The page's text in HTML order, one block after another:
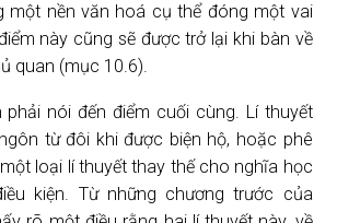
một nền văn hoá cụ thể đóng một vai
này cũng sẽ được trở lại khi bàn về
quan (mục 10.6).
phải nói đến điểm cuối cùng. Lí thuyết
từ đôi khi được biện hộ, hoặc phê
loại lí thuyết thay thế cho nghĩa học
kiện. Từ những chương trước của